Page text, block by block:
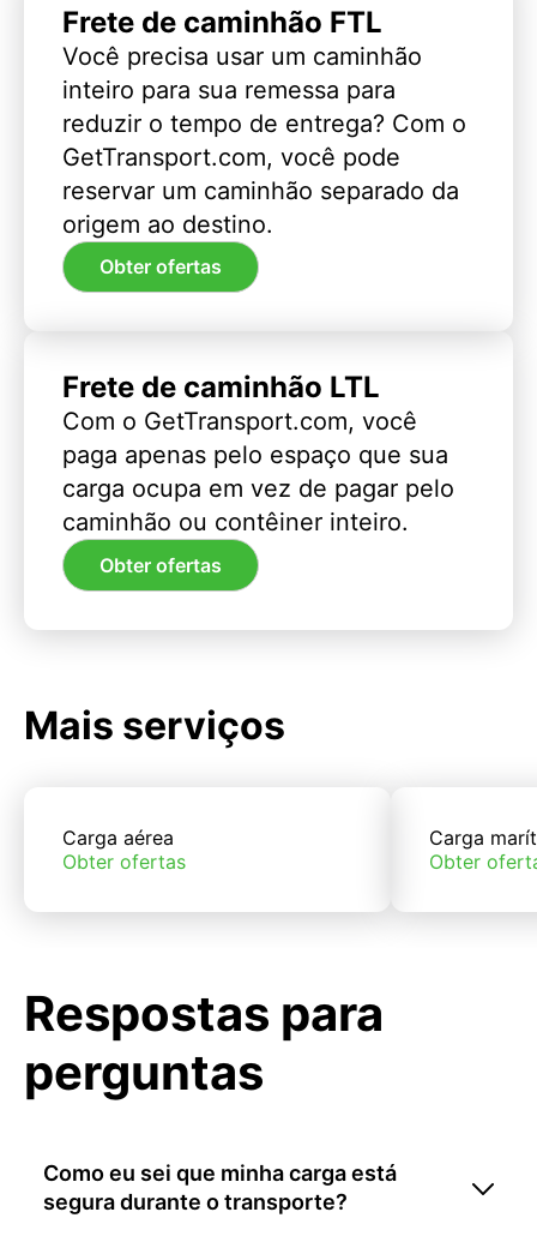
Frete de caminhão FTL
Você precisa usar um caminhão
inteiro para sua remessa para
reduzir o tempo de entrega? Com o
GetTransport.com, você pode
reservar um caminhão separado da
origem ao destino.
Obter ofertas
Frete de caminhão LTL
Com o GetTransport.com, você
paga apenas pelo espaço que sua
carga ocupa em vez de pagar pelo
caminhão ou contêiner inteiro.
Obter ofertas
Mais serviços
Carga aérea
Obter ofertas
Carga
Obter
Respostas para
perguntas
Como eu sei que minha carga está
segura durante o transporte?